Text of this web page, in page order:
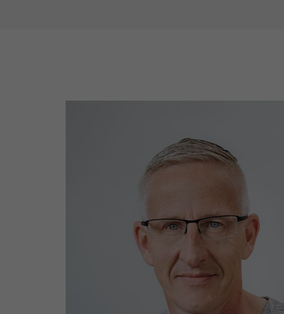
Einsatzgebiete: Südstadt &
Nördliche Altstadt